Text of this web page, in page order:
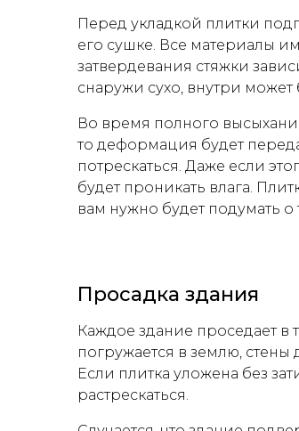
Перед укладкой плитки
его сушке. Все материалы
затвердевания стяжки
снаружи сухо, внутри может
Во время полного
то деформация будет
потрескаться. Даже если
будет проникать влага.
вам нужно будет подумать о
Просадка здания
Каждое здание проседает в
погружается в землю,
Если плитка уложена без
растрескаться.